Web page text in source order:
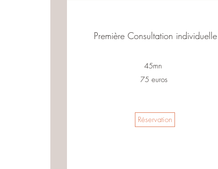
Première Consultation individuelle
45mn
75 euros
Réservation